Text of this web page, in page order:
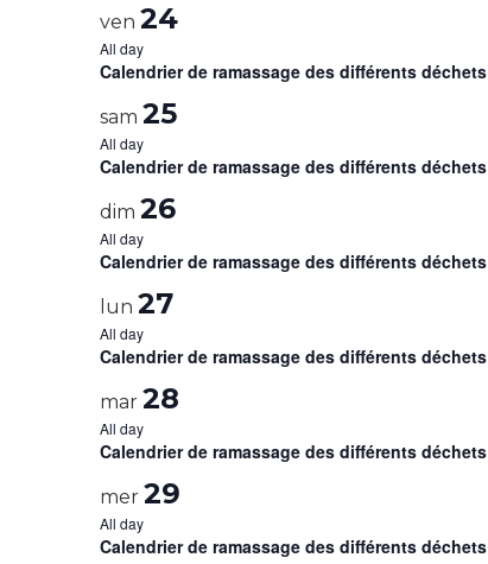
ven 24
All day
Calendrier de ramassage des différents déchets
sam 25
All day
Calendrier de ramassage des différents déchets
dim 26
All day
Calendrier de ramassage des différents déchets
lun 27
All day
Calendrier de ramassage des différents déchets
mar 28
All day
Calendrier de ramassage des différents déchets
mer 29
All day
Calendrier de ramassage des différents déchets